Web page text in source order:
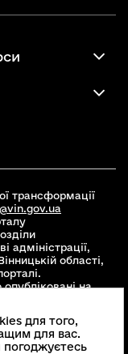
трансформації
адміністрації,
області,
на
посилання
офіційний сайт
.
Creative
для того,
для вас.